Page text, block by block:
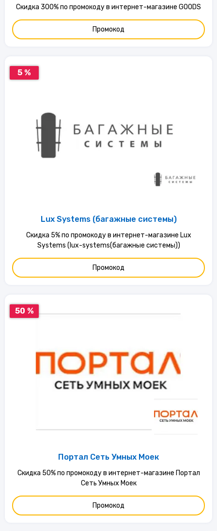
Скидка 300% по промокоду в интернет-магазине GOODS
Промокод
5 %
Lux Systems (багажные системы)
Скидка 5% по промокоду в интернет-магазине Lux
Systems (lux-systems(багажные системы))
Промокод
50 %
Портал Сеть Умных Моек
Скидка 50% по промокоду в интернет-магазине Портал
Сеть Умных Моек
Промокод